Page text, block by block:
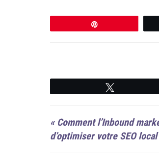
« Comment l’Inbound
d’optimiser votre SEO local